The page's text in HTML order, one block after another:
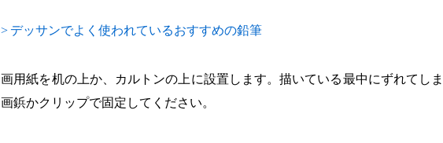
> デッサンでよく使われているおすすめの鉛筆
画用紙を机の上か、カルトンの上に設置します。描いている最中にずれてしま
画鋲かクリップで固定してください。